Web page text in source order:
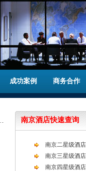
成功案例 商务合作
南京酒店快速查询
南京二星级酒店
南京三星级酒店
南京四星级酒店